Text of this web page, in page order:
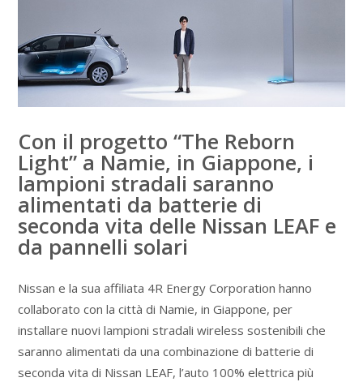
Con il progetto “The Reborn
Light” a Namie, in Giappone, i
lampioni stradali saranno
alimentati da batterie di
seconda vita delle Nissan LEAF e
da pannelli solari
Nissan e la sua affiliata 4R Energy Corporation hanno
collaborato con la città di Namie, in Giappone, per
installare nuovi lampioni stradali wireless sostenibili che
saranno alimentati da una combinazione di batterie di
seconda vita di Nissan LEAF, l’auto 100% elettrica più